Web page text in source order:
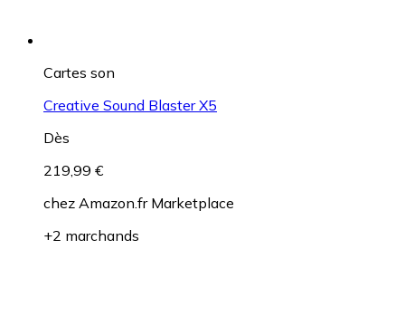
Cartes son
Creative Sound Blaster X5
Dès
219,99 €
chez Amazon.fr Marketplace
+2 marchands